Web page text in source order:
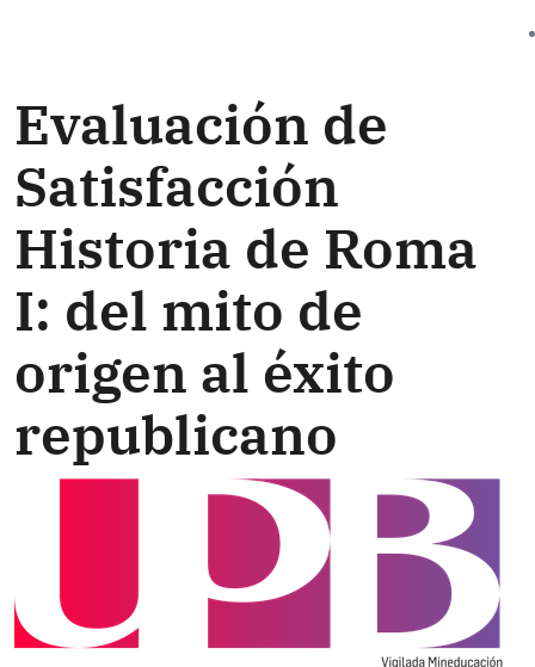
Evaluación de
Satisfacción
Historia de Roma
I: del mito de
origen al éxito
republicano